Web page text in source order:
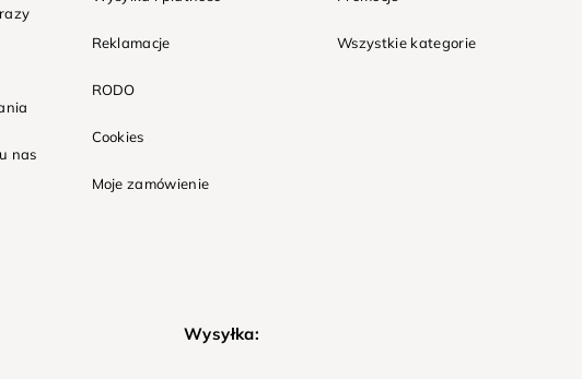
nas
Reklamacje
RODO
Cookies
Moje zamówienie
Wszystkie kategorie
Wysyłka: